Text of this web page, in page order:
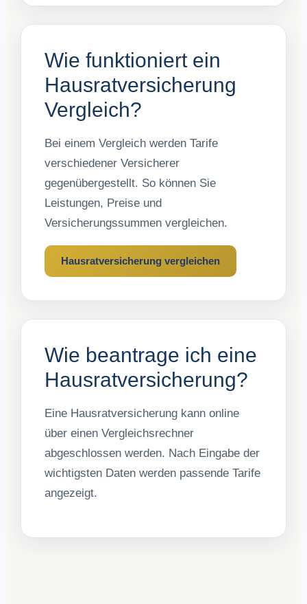
Wie funktioniert ein
Hausratversicherung
Vergleich?
Bei einem Vergleich werden Tarife
verschiedener Versicherer
gegenübergestellt. So können Sie
Leistungen, Preise und
Versicherungssummen vergleichen.
Hausratversicherung vergleichen
Wie beantrage ich eine
Hausratversicherung?
Eine Hausratversicherung kann online
über einen Vergleichsrechner
abgeschlossen werden. Nach Eingabe der
wichtigsten Daten werden passende Tarife
angezeigt.